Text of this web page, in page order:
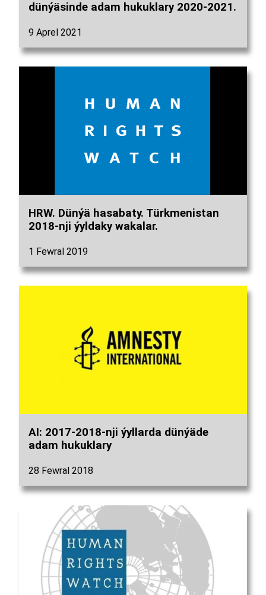
dünýäsinde adam hukuklary 2020-2021.
9 Aprel 2021
HRW. Dünýä hasabaty. Türkmenistan
2018-nji ýyldaky wakalar.
1 Fewral 2019
AI: 2017-2018-nji ýyllarda dünýäde
adam hukuklary
28 Fewral 2018